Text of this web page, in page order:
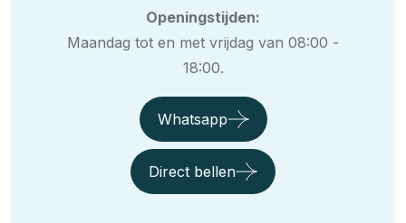
Openingstijden:
Maandag tot en met vrijdag van 08:00 -
18:00.
Whatsapp
Direct bellen